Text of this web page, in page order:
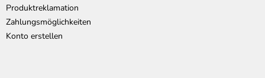
Produktreklamation
Zahlungsmöglichkeiten
Konto erstellen